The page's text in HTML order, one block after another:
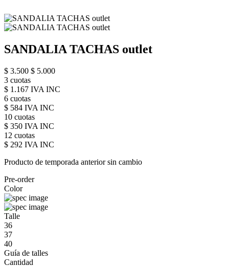
SANDALIA TACHAS outlet
$ 3.500 $ 5.000
3 cuotas
$ 1.167 IVA INC
6 cuotas
$ 584 IVA INC
10 cuotas
$ 350 IVA INC
12 cuotas
$ 292 IVA INC
Producto de temporada anterior sin cambio
Pre-order
Color
Talle
36
37
40
Guía de talles
Cantidad